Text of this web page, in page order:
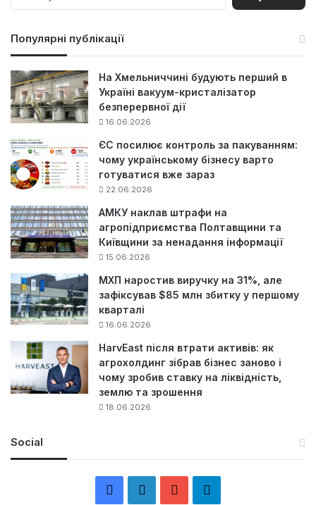
Популярні публікації
На Хмельниччині будують перший в
Україні вакуум-кристалізатор
безперервної дії
16.06.2026
ЄС посилює контроль за пакуванням:
чому українському бізнесу варто
готуватися вже зараз
22.06.2026
АМКУ наклав штрафи на
агропідприємства Полтавщини та
Київщини за ненадання інформації
15.06.2026
МХП наростив виручку на 31%, але
зафіксував $85 млн збитку у першому
кварталі
16.06.2026
HarvEast після втрати активів: як
агрохолдинг зібрав бізнес заново і
чому зробив ставку на ліквідність,
землю та зрошення
18.06.2026
Social